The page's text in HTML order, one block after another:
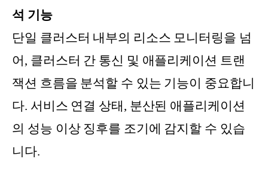
석 기능
단일 클러스터 내부의 리소스 모니터링을 넘
어, 클러스터 간 통신 및 애플리케이션 트랜
잭션 흐름을 분석할 수 있는 기능이 중요합니
다. 서비스 연결 상태, 분산된 애플리케이션
의 성능 이상 징후를 조기에 감지할 수 있습
니다.